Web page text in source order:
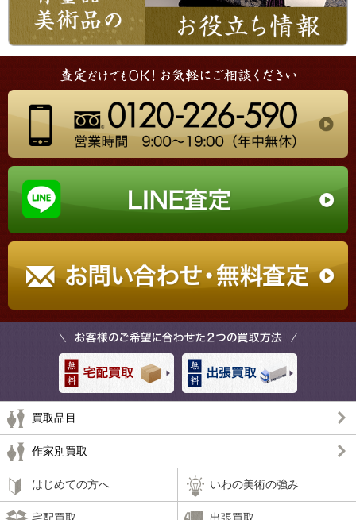
買取品目
作家別買取
はじめての方へ いわの美術の強み